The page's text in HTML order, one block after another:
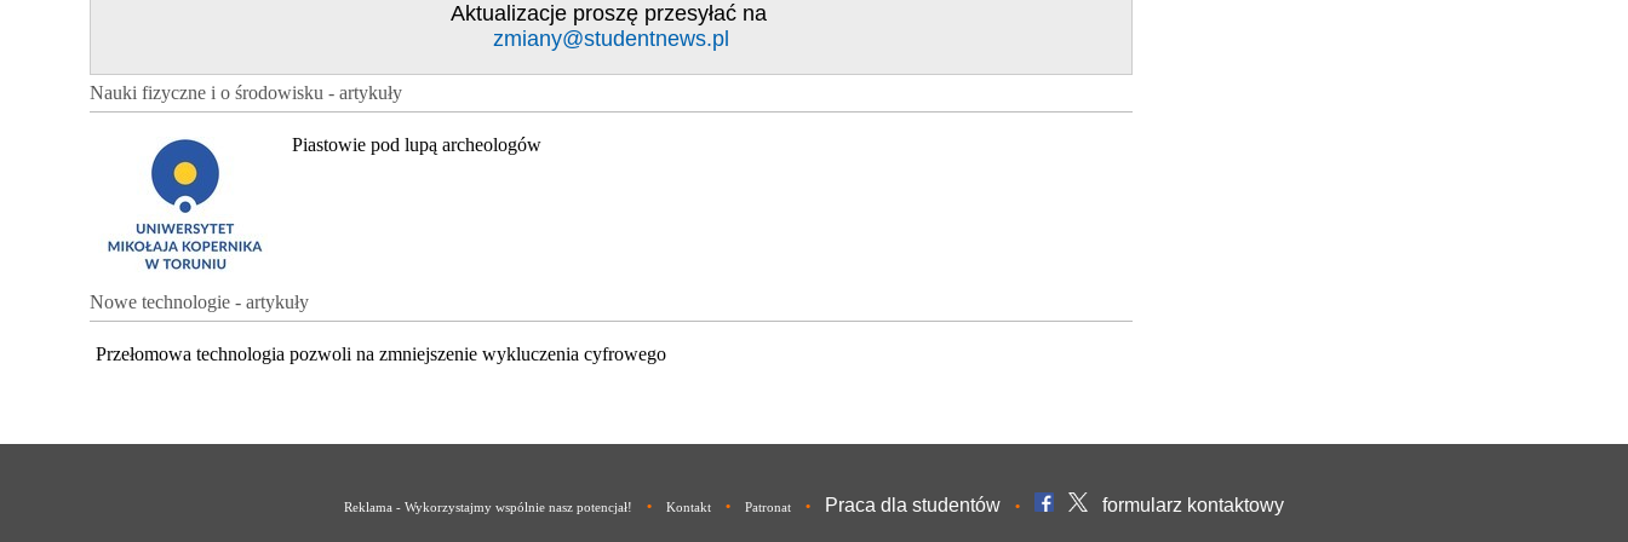
Aktualizacje proszę przesyłać na
zmiany@studentnews.pl
Nauki fizyczne i o środowisku - artykuły
Piastowie pod lupą archeologów
Nowe technologie - artykuły
Przełomowa technologia pozwoli na zmniejszenie wykluczenia cyfrowego
Reklama - Wykorzystajmy wspólnie nasz potencjał! • Kontakt • Patronat • Praca dla studentów • formularz kontaktowy